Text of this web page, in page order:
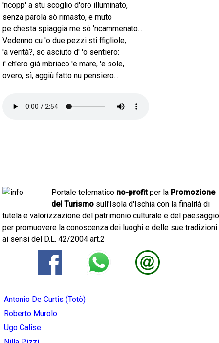
'ncopp' a stu scoglio d'oro illuminato,
senza parola sò rimasto, e muto
pe chesta spiaggia me sò 'ncammenato...
Vedenno cu 'o due pezzi sti ffigliole,
'a verità?, so asciuto d' 'o sentiero:
i' ch'ero già mbriaco 'e mare, 'e sole,
overo, sì, aggiù fatto nu pensiero...
Portale telematico no-profitper la Promozione
del Turismo sull'Isola d'Ischia con la finalità di
tutela e valorizzazione del patrimonio culturale e del paesaggio
per promuovere la conoscenza dei luoghi e delle sue tradizioni
ai sensi del D.L. 42/2004 art.2
Antonio De Curtis (Totò)
Roberto Murolo
Ugo Calise